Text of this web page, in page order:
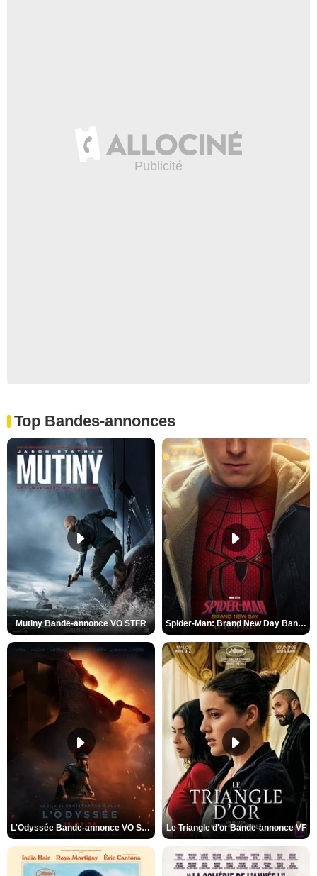
Top Bandes-annonces
Mutiny Bande-annonce VO STFR Spider-Man: Brand New Day Bande-annonce VO STFR
L'Odyssée Bande-annonce VO STFR Le Triangle d'or Bande-annonce VF